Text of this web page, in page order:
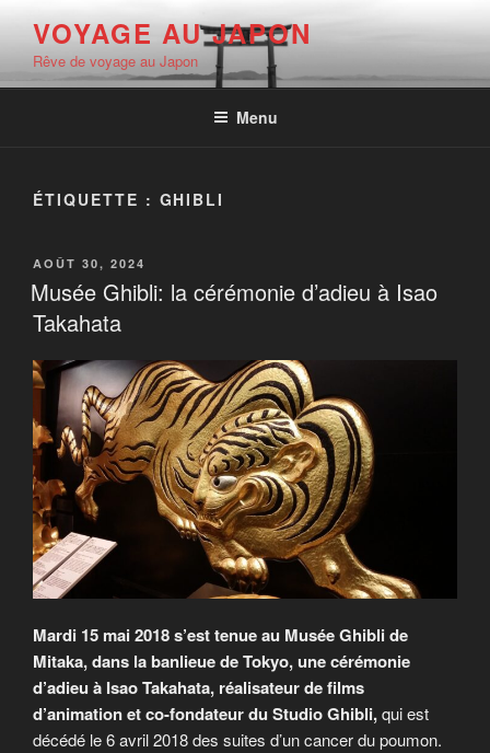
contenu
principal
VOYAGE AU JAPON
Rêve de voyage au Japon
Menu
ÉTIQUETTE : GHIBLI
PUBLIÉ
LE
AOÛT 30, 2024
Musée Ghibli: la cérémonie d’adieu à Isao
Takahata
Mardi 15 mai 2018 s’est tenue au Musée Ghibli de
Mitaka, dans la banlieue de Tokyo, une cérémonie
d’adieu à Isao Takahata, réalisateur de films
d’animation et co-fondateur du Studio Ghibli,qui est
décédé le 6 avril 2018 des suites d’un cancer du poumon.